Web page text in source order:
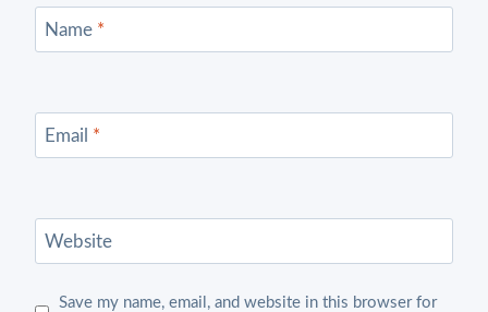
Name *
Email *
Website
Save my name, email, and website in this browser for